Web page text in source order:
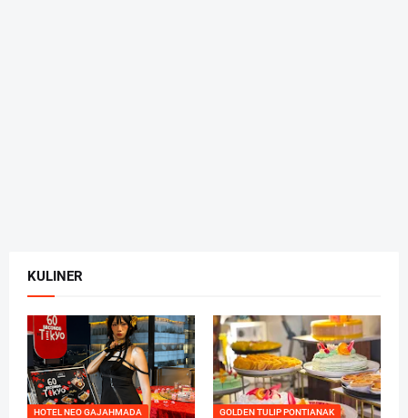
KULINER
HOTEL NEO GAJAHMADA GOLDEN TULIP PONTIANAK